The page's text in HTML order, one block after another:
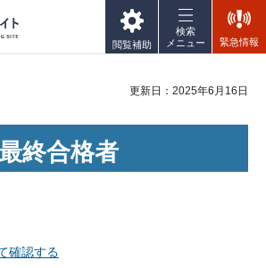
閲覧補助
検索
メニュー
緊急情報
更新日：2025年6月16日
終合格者
確認する